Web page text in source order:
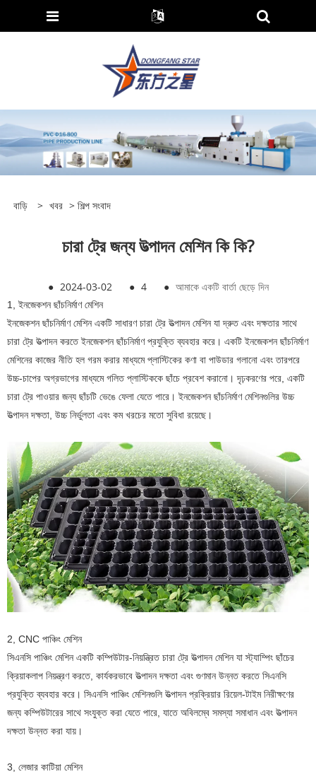
বাড়ি > খবর > শিল্প সংবাদ
চারা ট্রে জন্য উত্পাদন মেশিন কি কি?
● 2024-03-02 ● 4 ● আমাকে একটি বার্তা ছেড়ে দিন
1, ইনজেকশন ছাঁচনির্মাণ মেশিন
ইনজেকশন ছাঁচনির্মাণ মেশিন একটি সাধারণ চারা ট্রে উত্পাদন মেশিন যা দ্রুত এবং দক্ষতার সাথে
চারা ট্রে উত্পাদন করতে ইনজেকশন ছাঁচনির্মাণ প্রযুক্তি ব্যবহার করে। একটি ইনজেকশন ছাঁচনির্মাণ
মেশিনের কাজের নীতি হল গরম করার মাধ্যমে প্লাস্টিকের কণা বা পাউডার গলানো এবং তারপরে
উচ্চ-চাপের অগ্রভাগের মাধ্যমে গলিত প্লাস্টিককে ছাঁচে প্রবেশ করানো। দৃঢ়করণের পরে, একটি
চারা ট্রে পাওয়ার জন্য ছাঁচটি ভেঙে ফেলা যেতে পারে। ইনজেকশন ছাঁচনির্মাণ মেশিনগুলির উচ্চ
উত্পাদন দক্ষতা, উচ্চ নির্ভুলতা এবং কম খরচের মতো সুবিধা রয়েছে।
2, CNC পাঞ্চিং মেশিন
সিএনসি পাঞ্চিং মেশিন একটি কম্পিউটার-নিয়ন্ত্রিত চারা ট্রে উত্পাদন মেশিন যা স্ট্যাম্পিং ছাঁচের
ক্রিয়াকলাপ নিয়ন্ত্রণ করতে, কার্যকরভাবে উত্পাদন দক্ষতা এবং গুণমান উন্নত করতে সিএনসি
প্রযুক্তি ব্যবহার করে। সিএনসি পাঞ্চিং মেশিনগুলি উত্পাদন প্রক্রিয়ার রিয়েল-টাইম নিরীক্ষণের
জন্য কম্পিউটারের সাথে সংযুক্ত করা যেতে পারে, যাতে অবিলম্বে সমস্যা সমাধান এবং উত্পাদন
দক্ষতা উন্নত করা যায়।
3, লেজার কাটিয়া মেশিন